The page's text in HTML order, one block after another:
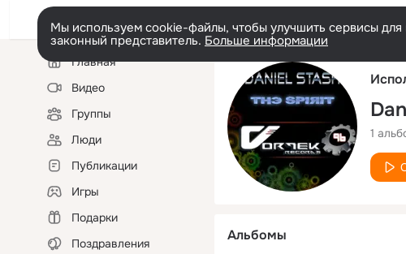
Мы используем cookie-файлы, чтобы улучшить сервисы
законный представитель. Больше информации
Левая
колонкаГлавная
Видео
Группы
Люди
Публикации
Игры
Подарки
Поздравления
1
Альбомы